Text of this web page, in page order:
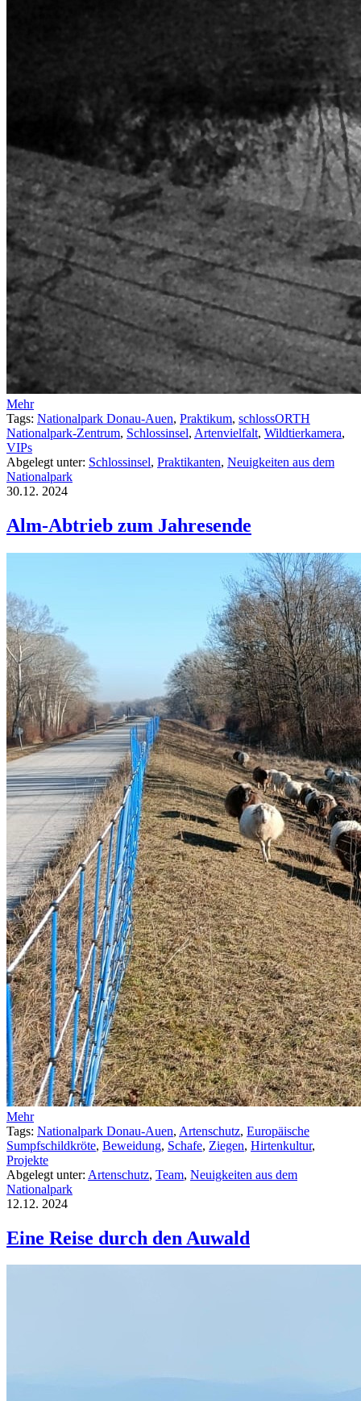
Mehr
Tags: Nationalpark Donau-Auen, Praktikum, schlossORTH
Nationalpark-Zentrum, Schlossinsel, Artenvielfalt, Wildtierkamera,
VIPs
Abgelegt unter: Schlossinsel, Praktikanten, Neuigkeiten aus dem
Nationalpark
30.12. 2024
Alm-Abtrieb zum Jahresende
Mehr
Tags: Nationalpark Donau-Auen, Artenschutz, Europäische
Sumpfschildkröte, Beweidung, Schafe, Ziegen, Hirtenkultur,
Projekte
Abgelegt unter: Artenschutz, Team, Neuigkeiten aus dem
Nationalpark
12.12. 2024
Eine Reise durch den Auwald